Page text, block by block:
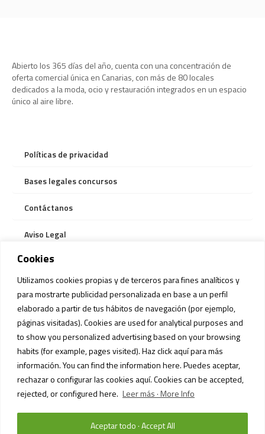
Cookies
Utilizamos cookies propias y de terceros para fines analíticos y
para mostrarte publicidad personalizada en base a un perfil
elaborado a partir de tus hábitos de navegación (por ejemplo,
páginas visitadas). Cookies are used for analytical purposes and
to show you personalized advertising based on your browsing
habits (for example, pages visited). Haz click aquí para más
información. You can find the information here. Puedes aceptar,
rechazar o configurar las cookies aquí. Cookies can be accepted,
rejected, or configured here. Leer más · More Info
Aceptar todo · Accept All
Abierto los 365 días del año, cuenta con una concentración de
oferta comercial única en Canarias, con más de 80 locales
dedicados a la moda, ocio y restauración integrados en un espacio
único al aire libre.
Políticas de privacidad
Bases legales concursos
Contáctanos
Aviso Legal
Nuestros espacios
Servicios
Información bus gratuito
Reglamento Mascotas